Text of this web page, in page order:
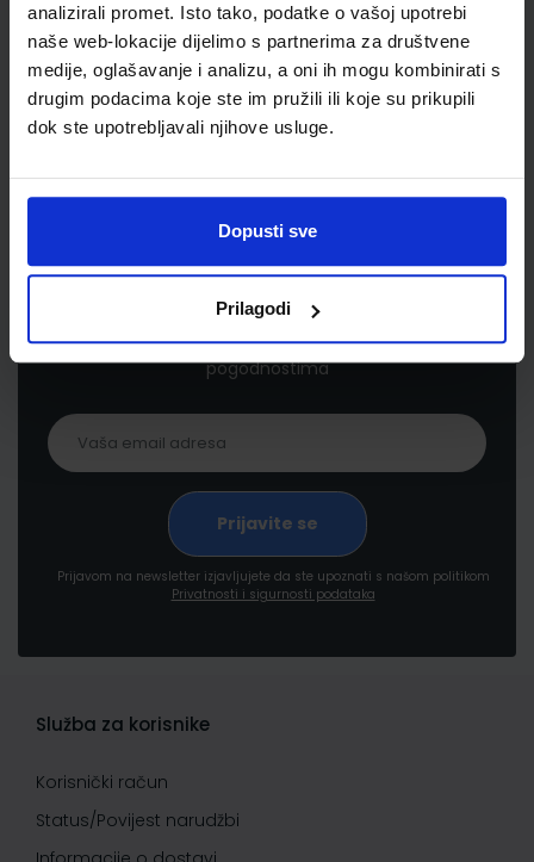
analizirali promet. Isto tako, podatke o vašoj upotrebi
naše web-lokacije dijelimo s partnerima za društvene
medije, oglašavanje i analizu, a oni ih mogu kombinirati s
drugim podacima koje ste im pružili ili koje su prikupili
dok ste upotrebljavali njihove usluge.
Dopusti sve
Prilagodi
Newsletter prijava
Prijavite se kako bi primali informacije o novim
proizvodima i uslugama, akcijama i drugim
pogodnostima
Prijavom na newsletter izjavljujete da ste upoznati s našom politikom
Privatnosti i sigurnosti podataka
Služba za korisnike
Korisnički račun
Status/Povijest narudžbi